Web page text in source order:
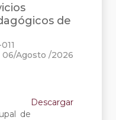
de
Agosto /2026
Descargar
de